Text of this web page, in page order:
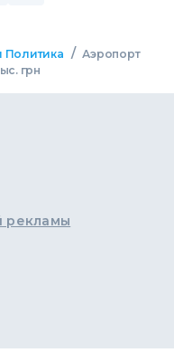
Политика / Аэропорт
грн
рекламы